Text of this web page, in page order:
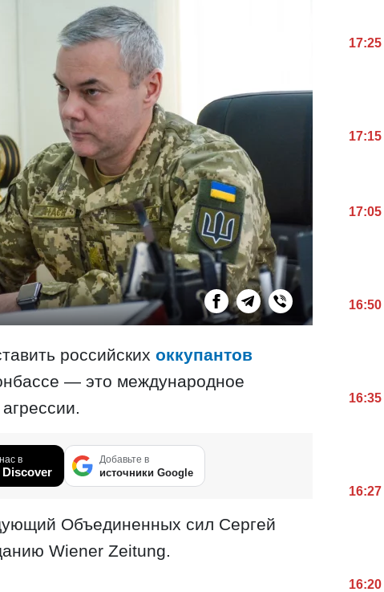
российских оккупантов
— это международное
в Добавьте в
источники Google
Объединенных сил Сергей
Wiener Zeitung.
17:25
17:15
17:05
16:50
16:35
16:27
16:20